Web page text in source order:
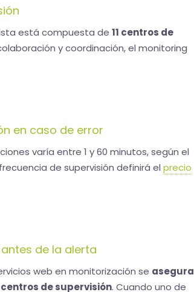
está compuesta de 11 centros de
y coordinación, el monitoring
en caso de error
varía entre 1 y 60 minutos, según el
de supervisión definirá el precio
de la alerta
web en monitorización se asegura
de supervisión. Cuando uno de